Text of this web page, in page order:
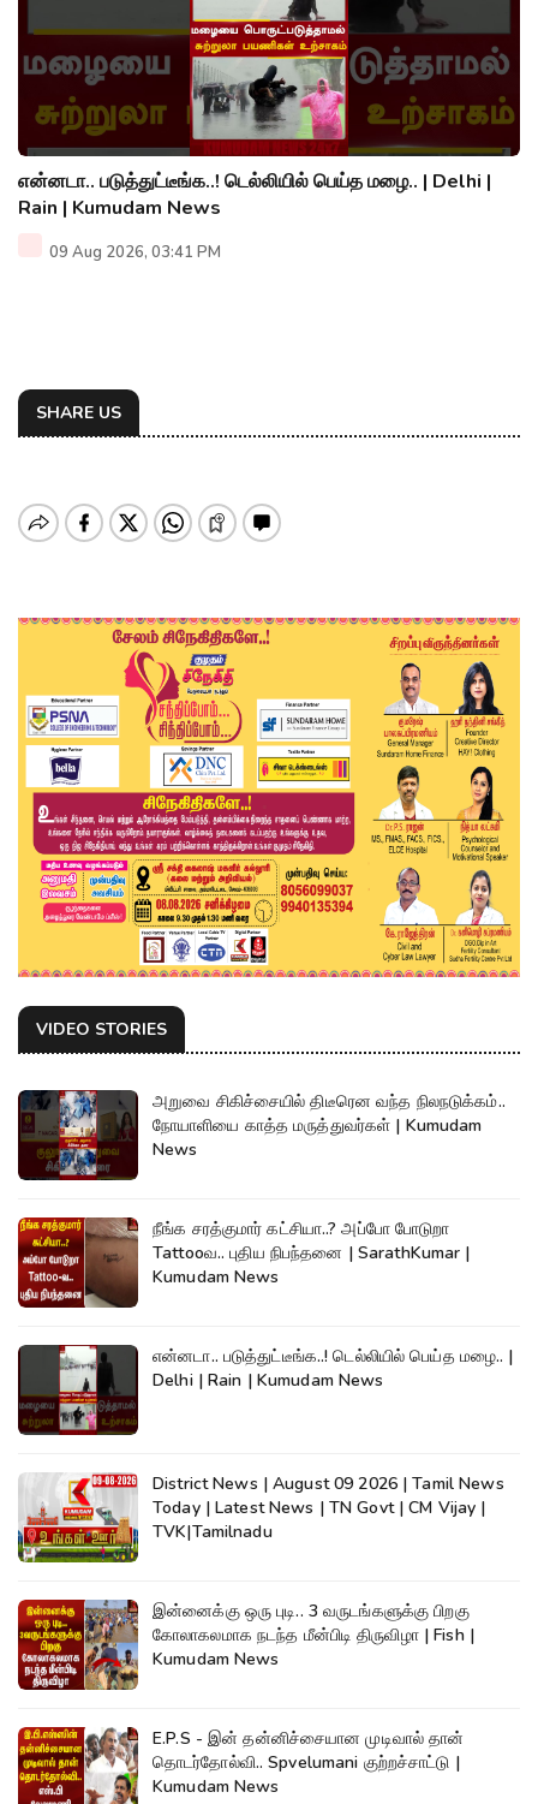
என்னடா.. படுத்துட்டீங்க..! டெல்லியில் பெய்த மழை.. | Delhi |
Rain | Kumudam News
09 Aug 2026, 03:41 PM
SHARE US
VIDEO STORIES
அறுவை சிகிச்சையில் திடீரென வந்த நிலநடுக்கம்..
நோயாளியை காத்த மருத்துவர்கள் | Kumudam
News
நீங்க சரத்குமார் கட்சியா..? அப்போ போடுறா
Tattooவ.. புதிய நிபந்தனை | SarathKumar |
Kumudam News
என்னடா.. படுத்துட்டீங்க..! டெல்லியில் பெய்த மழை.. |
Delhi | Rain | Kumudam News
District News | August 09 2026 | Tamil News
Today | Latest News | TN Govt | CM Vijay |
TVK|Tamilnadu
இன்னைக்கு ஒரு புடி.. 3 வருடங்களுக்கு பிறகு
கோலாகலமாக நடந்த மீன்பிடி திருவிழா | Fish |
Kumudam News
E.P.S - இன் தன்னிச்சையான முடிவால் தான்
தொடர்தோல்வி.. Spvelumani குற்றச்சாட்டு |
Kumudam News